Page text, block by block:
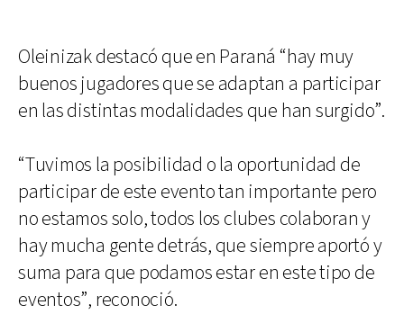
Oleinizak destacó que en Paraná “hay muy
buenos jugadores que se adaptan a participar
en las distintas modalidades que han surgido”.
“Tuvimos la posibilidad o la oportunidad de
participar de este evento tan importante pero
no estamos solo, todos los clubes colaboran y
hay mucha gente detrás, que siempre aportó y
suma para que podamos estar en este tipo de
eventos”, reconoció.